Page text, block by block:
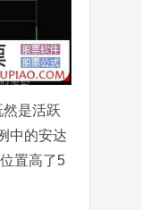
是活跃
中的安达
置高了5